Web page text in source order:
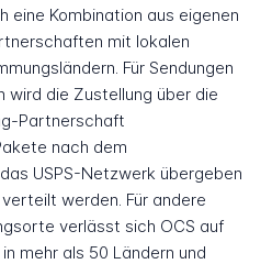
eine Kombination aus eigenen
mit lokalen
Für Sendungen
wird die Zustellung über die
Partnerschaft
nach dem
USPS-Netzwerk übergeben
werden. Für andere
verlässt sich OCS auf
mehr als 50 Ländern und